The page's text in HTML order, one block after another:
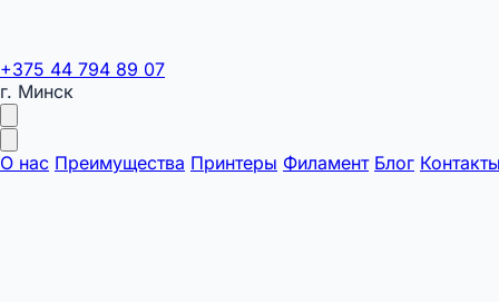
+375 44 794 89 07
г. Минск
О нас Преимущества Принтеры Филамент Блог